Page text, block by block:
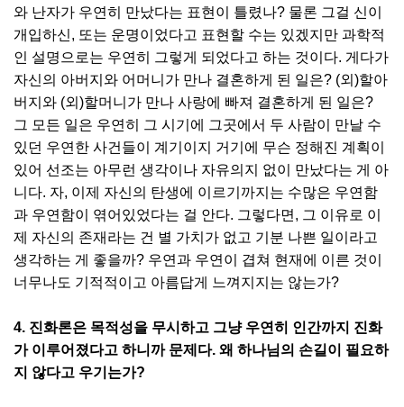
와 난자가 우연히 만났다는 표현이 틀렸나? 물론 그걸 신이
개입하신, 또는 운명이었다고 표현할 수는 있겠지만 과학적
인 설명으로는 우연히 그렇게 되었다고 하는 것이다. 게다가
자신의 아버지와 어머니가 만나 결혼하게 된 일은? (외)할아
버지와 (외)할머니가 만나 사랑에 빠져 결혼하게 된 일은?
그 모든 일은 우연히 그 시기에 그곳에서 두 사람이 만날 수
있던 우연한 사건들이 계기이지 거기에 무슨 정해진 계획이
있어 선조는 아무런 생각이나 자유의지 없이 만났다는 게 아
니다. 자, 이제 자신의 탄생에 이르기까지는 수많은 우연함
과 우연함이 엮어있었다는 걸 안다. 그렇다면, 그 이유로 이
제 자신의 존재라는 건 별 가치가 없고 기분 나쁜 일이라고
생각하는 게 좋을까? 우연과 우연이 겹쳐 현재에 이른 것이
너무나도 기적적이고 아름답게 느껴지지는 않는가?
4. 진화론은 목적성을 무시하고 그냥 우연히 인간까지 진화
가 이루어졌다고 하니까 문제다. 왜 하나님의 손길이 필요하
지 않다고 우기는가?